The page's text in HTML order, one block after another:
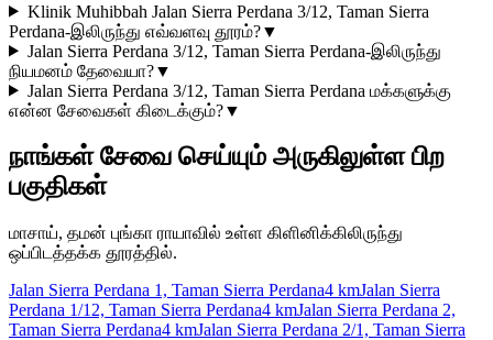
Klinik Muhibbah Jalan Sierra Perdana 3/12, Taman Sierra
Perdana-இலிருந்து எவ்வளவு தூரம்?▼
Jalan Sierra Perdana 3/12, Taman Sierra Perdana-இலிருந்து
நியமனம் தேவையா?▼
Jalan Sierra Perdana 3/12, Taman Sierra Perdana மக்களுக்கு
என்ன சேவைகள் கிடைக்கும்?▼
நாங்கள் சேவை செய்யும் அருகிலுள்ள பிற
பகுதிகள்
மாசாய், தமன் புங்கா ராயாவில் உள்ள கிளினிக்கிலிருந்து
ஒப்பிடத்தக்க தூரத்தில்.
Jalan Sierra Perdana 1, Taman Sierra Perdana4 kmJalan Sierra
Perdana 1/12, Taman Sierra Perdana4 kmJalan Sierra Perdana 2,
Taman Sierra Perdana4 kmJalan Sierra Perdana 2/1, Taman Sierra